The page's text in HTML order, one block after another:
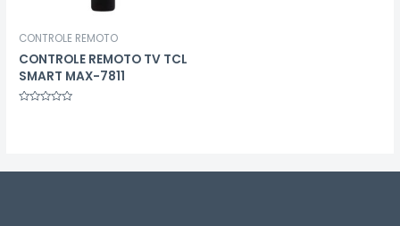
CONTROLE REMOTO
CONTROLE REMOTO TV TCL
SMART MAX-7811